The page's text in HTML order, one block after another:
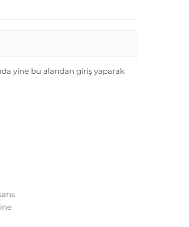
yine bu alandan giriş yaparak